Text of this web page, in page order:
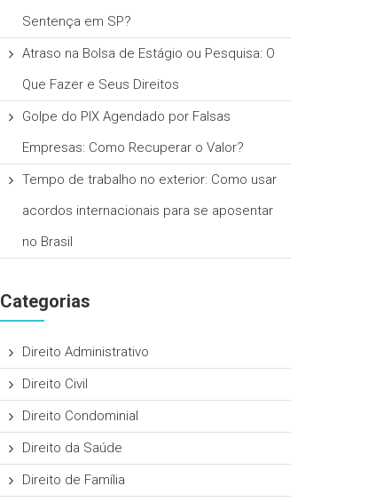
Sentença em SP?
Atraso na Bolsa de Estágio ou Pesquisa: O
Que Fazer e Seus Direitos
Golpe do PIX Agendado por Falsas
Empresas: Como Recuperar o Valor?
Tempo de trabalho no exterior: Como usar
acordos internacionais para se aposentar
no Brasil
Categorias
Direito Administrativo
Direito Civil
Direito Condominial
Direito da Saúde
Direito de Família